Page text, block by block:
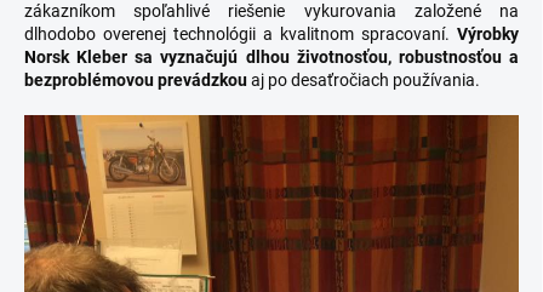
zákazníkom spoľahlivé riešenie vykurovania založené na
dlhodobo overenej technológii a kvalitnom spracovaní. Výrobky
Norsk Kleber sa vyznačujú dlhou životnosťou, robustnosťou a
bezproblémovou prevádzkouaj po desaťročiach používania.